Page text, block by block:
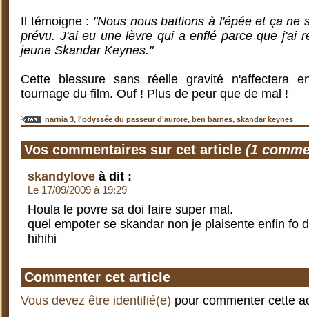
Il témoigne : "Nous nous battions à l'épée et ça ne
prévu. J'ai eu une lèvre qui a enflé parce que j'ai
jeune Skandar Keynes."
Cette blessure sans réelle gravité n'affectera
tournage du film. Ouf ! Plus de peur que de mal !
narnia 3, l'odyssée du passeur d'aurore, ben barnes, skandar keynes
Vos commentaires sur cet article (1
skandylove à dit :
Le 17/09/2009 à 19:29
Houla le povre sa doi faire super mal.
quel empoter se skandar non je plaisente enfin fo
hihihi
Commenter cet article
Vous devez être identifié(e) pour commenter cette